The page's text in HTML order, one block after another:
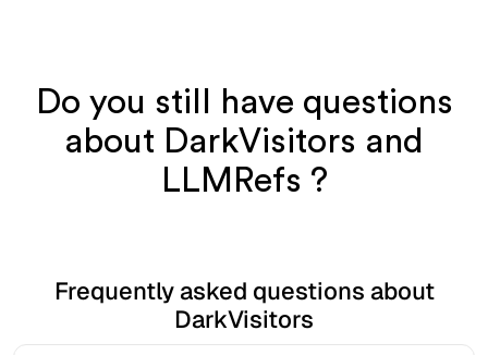
Do you still have questions
about DarkVisitors and
LLMRefs ?
Frequently asked questions about
DarkVisitors